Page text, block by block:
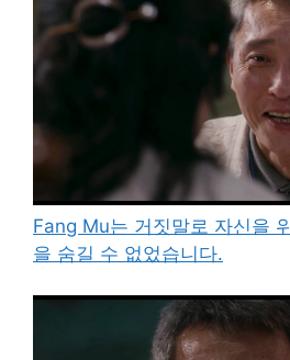
Fang Mu는 거짓말로 자신을
을 숨길 수 없었습니다.